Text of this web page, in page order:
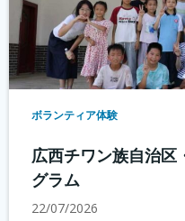
ボランティア体験
広西チワン族自治区
グラム
22/07/2026